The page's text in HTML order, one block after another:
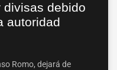
divisas debido
autoridad
Romo, dejará de